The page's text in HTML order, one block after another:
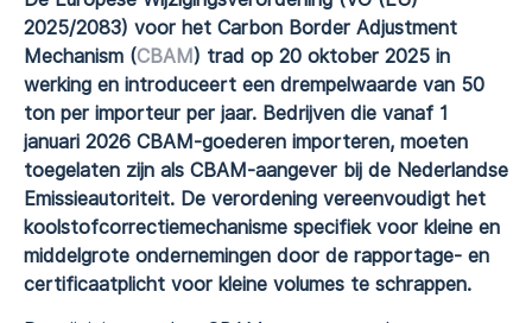
2025/2083) voor het Carbon Border Adjustment
Mechanism (CBAM) trad op 20 oktober 2025 in
werking en introduceert een drempelwaarde van 50
ton per importeur per jaar. Bedrijven die vanaf 1
januari 2026 CBAM-goederen importeren, moeten
toegelaten zijn als CBAM-aangever bij de Nederlandse
Emissieautoriteit. De verordening vereenvoudigt het
koolstofcorrectiemechanisme specifiek voor kleine en
middelgrote ondernemingen door de rapportage- en
certificaatplicht voor kleine volumes te schrappen.